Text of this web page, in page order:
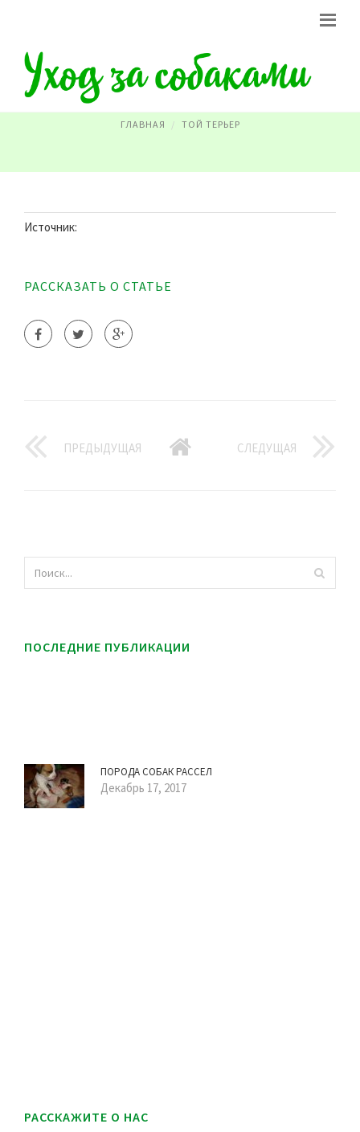
СОБАКИ ПОРОДЫ ЧАУ ЧАУ
ГЛАВНАЯ ТОЙ ТЕРЬЕР
Источник:
РАССКАЗАТЬ О СТАТЬЕ
ПРЕДЫДУЩАЯ СЛЕДУЩАЯ
ПОСЛЕДНИЕ ПУБЛИКАЦИИ
ПОРОДА СОБАК РАССЕЛ
Декабрь 17, 2017
РАССКАЖИТЕ О НАС